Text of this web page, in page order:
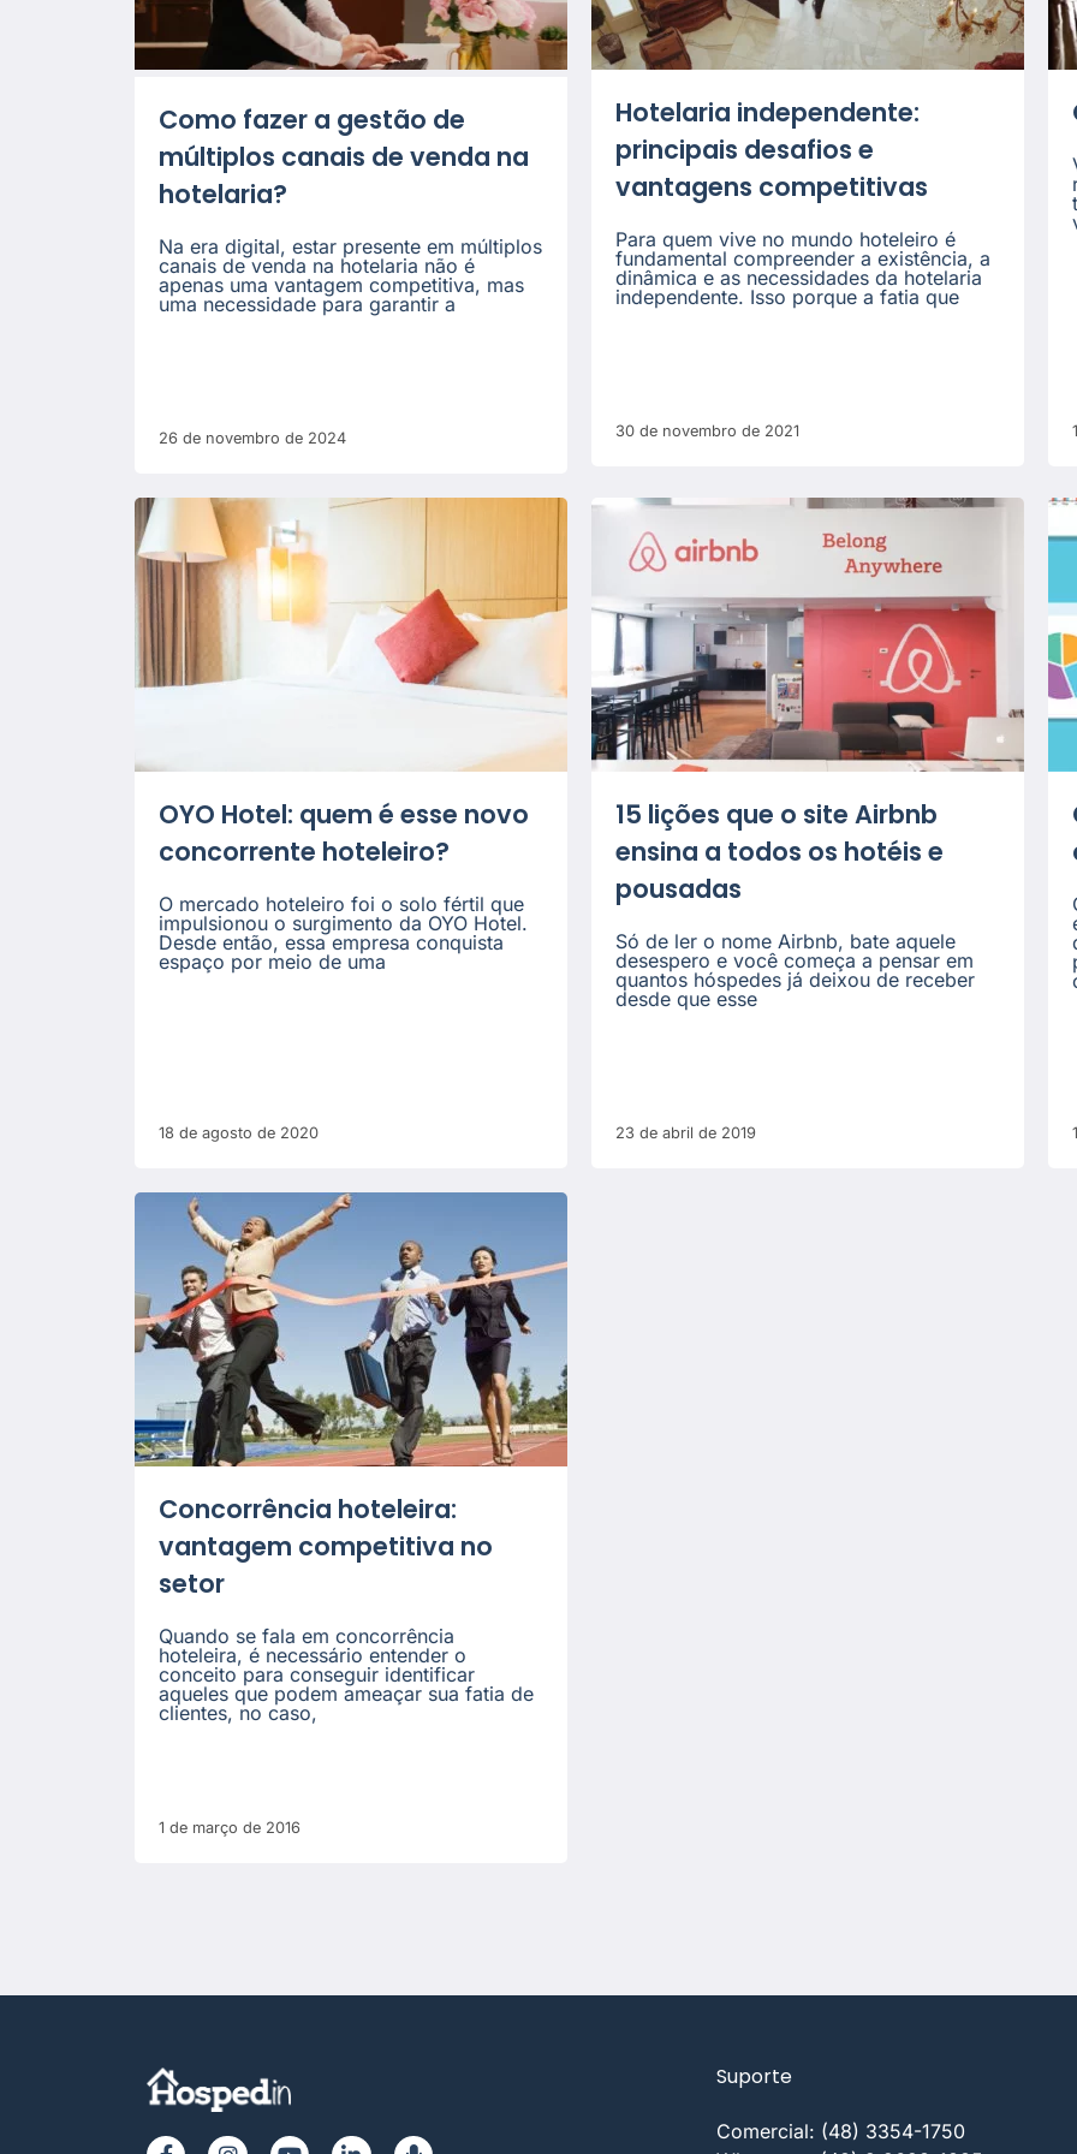
Como fazer a gestão de
múltiplos canais de venda na
hotelaria?
Na era digital, estar presente em múltiplos
canais de venda na hotelaria não é
apenas uma vantagem competitiva, mas
uma necessidade para garantir a
26 de novembro de 2024
Hotelaria independente:
principais desafios e
vantagens competitivas
Para quem vive no mundo hoteleiro é
fundamental compreender a existência, a
dinâmica e as necessidades da hotelaria
independente. Isso porque a fatia que
30 de novembro de 2021
OYO Hotel: quem é esse novo
concorrente hoteleiro?
O mercado hoteleiro foi o solo fértil que
impulsionou o surgimento da OYO Hotel.
Desde então, essa empresa conquista
espaço por meio de uma
18 de agosto de 2020
15 lições que o site Airbnb
ensina a todos os hotéis e
pousadas
Só de ler o nome Airbnb, bate aquele
desespero e você começa a pensar em
quantos hóspedes já deixou de receber
desde que esse
23 de abril de 2019
Concorrência hoteleira:
vantagem competitiva no
setor
Quando se fala em concorrência
hoteleira, é necessário entender o
conceito para conseguir identificar
aqueles que podem ameaçar sua fatia de
clientes, no caso,
1 de março de 2016
Suporte
Comercial: (48) 3354-1750